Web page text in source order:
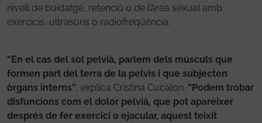
nivell de buidatge, retenció o de l’àrea sexual amb
exercicis, ultrasons o radiofreqüència.
“En el cas del sòl pelvià, parlem dels músculs que
formen part del terra de la pelvis i que subjecten
òrgans interns”, explica Cristina Cucalon. “Podem trobar
disfuncions com el dolor pelvià, que pot aparèixer
després de fer exercici o ejacular, aquest teixit